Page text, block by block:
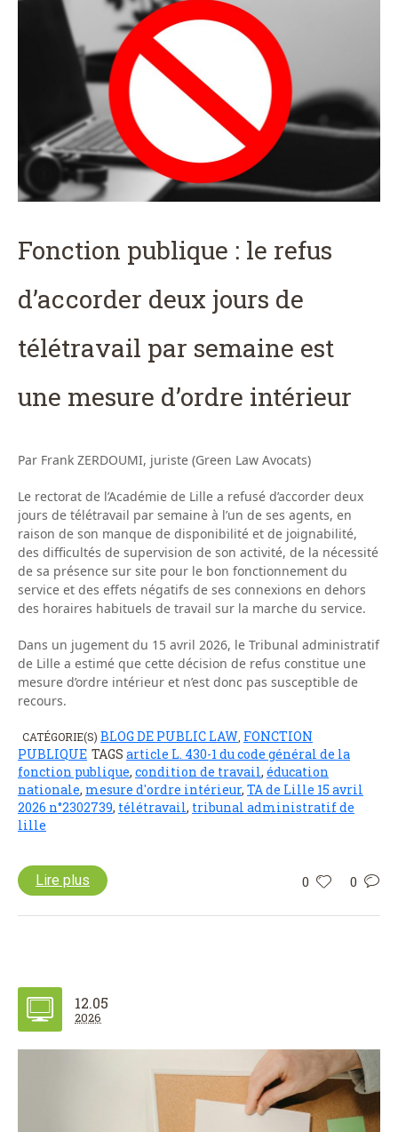
Fonction publique : le refus
d’accorder deux jours de
télétravail par semaine est
une mesure d’ordre intérieur
Par Frank ZERDOUMI, juriste (Green Law Avocats)
Le rectorat de l’Académie de Lille a refusé d’accorder deux
jours de télétravail par semaine à l’un de ses agents, en
raison de son manque de disponibilité et de joignabilité,
des difficultés de supervision de son activité, de la nécessité
de sa présence sur site pour le bon fonctionnement du
service et des effets négatifs de ses connexions en dehors
des horaires habituels de travail sur la marche du service.
Dans un jugement du 15 avril 2026, le Tribunal administratif
de Lille a estimé que cette décision de refus constitue une
mesure d’ordre intérieur et n’est donc pas susceptible de
recours.
CATÉGORIE(S) BLOG DE PUBLIC LAW FONCTION
PUBLIQUE TAGS article L. 430-1 du code général de la
fonction publique, condition de travail, éducation
nationale, mesure d'ordre intérieur, TA de Lille 15 avril
2026 n°2302739, télétravail, tribunal administratif de
lille
0 0
Lire plus
12.05
2026